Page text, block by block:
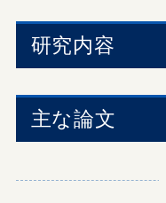
研究内容
主な論文